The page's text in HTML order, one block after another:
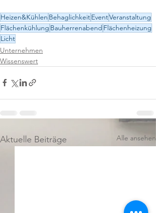
Heizen&Kühlen BehaglichkeitEventVeranstaltung
Flächenkühlung Bauherrenabend Flächenheizung
Licht
Unternehmen
Wissenswert
Aktuelle Beiträge Alle ansehen